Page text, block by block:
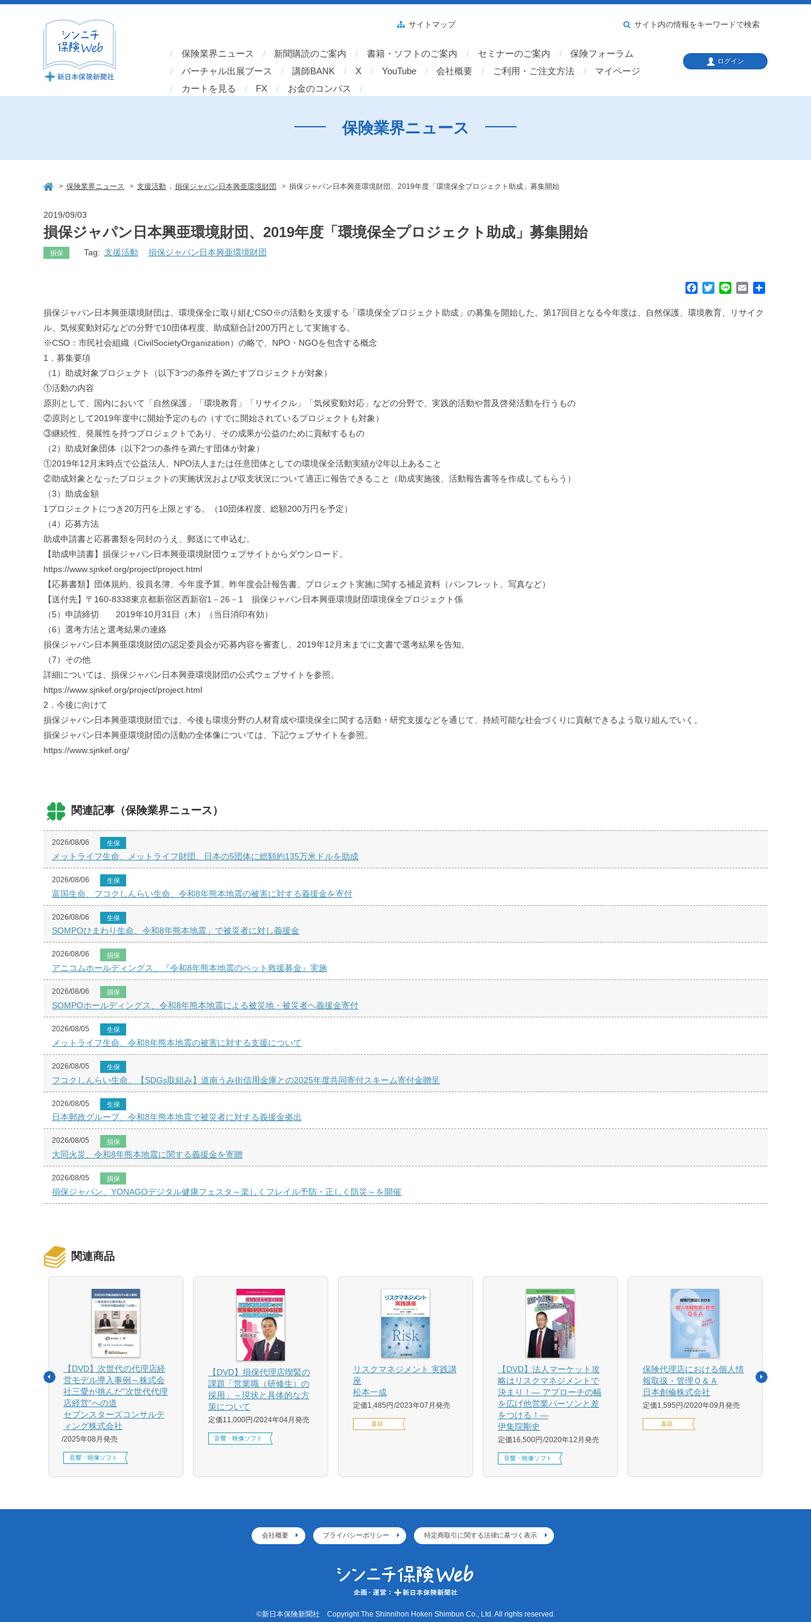
保険業界ニュース 新聞購読のご案内 書籍・ソフトのご案内 セミナーのご案内
保険フォーラム
バーチャル出展ブース
講師BANK X YouTube 会社概要 ご利用・ご注文方法
マイページ
カートを見る
FX お金のコンパス
サイトマップ サイト内の情報をキーワードで検索
ログイン
保険業界ニュース
> 保険業界ニュース > 支援活動 損保ジャパン日本興亜環境財団 > 損保ジャパン日本興亜環境財団、2019年度「環境保全プロジェクト助成」募集開始
2019/09/03
損保ジャパン日本興亜環境財団、2019年度「環境保全プロジェクト助成」募集開始
損保 Tag: 支援活動 損保ジャパン日本興亜環境財団
c
i
n
a
損保ジャパン日本興亜環境財団は、環境保全に取り組むCSO※の活動を支援する「環境保全プロジェクト助成」の募集を開始した。第17回目となる今年度は、自然保護、環境教育、リサイク
ル、気候変動対応などの分野で10団体程度、助成額合計200万円として実施する。
※CSO：市民社会組織（CivilSocietyOrganization）の略で、NPO・NGOを包含する概念
1．募集要項
（1）助成対象プロジェクト（以下3つの条件を満たすプロジェクトが対象）
①活動の内容
原則として、国内において「自然保護」「環境教育」「リサイクル」「気候変動対応」などの分野で、実践的活動や普及啓発活動を行うもの
②原則として2019年度中に開始予定のもの（すでに開始されているプロジェクトも対象）
③継続性、発展性を持つプロジェクトであり、その成果が公益のために貢献するもの
（2）助成対象団体（以下2つの条件を満たす団体が対象）
①2019年12月末時点で公益法人、NPO法人または任意団体としての環境保全活動実績が2年以上あること
②助成対象となったプロジェクトの実施状況および収支状況について適正に報告できること（助成実施後、活動報告書等を作成してもらう）
（3）助成金額
1プロジェクトにつき20万円を上限とする。（10団体程度、総額200万円を予定）
（4）応募方法
助成申請書と応募書類を同封のうえ、郵送にて申込む。
【助成申請書】損保ジャパン日本興亜環境財団ウェブサイトからダウンロード。
https://www.sjnkef.org/project/project.html
【応募書類】団体規約、役員名簿、今年度予算、昨年度会計報告書、プロジェクト実施に関する補足資料（パンフレット、写真など）
【送付先】〒160-8338東京都新宿区西新宿1－26－1 損保ジャパン日本興亜環境財団環境保全プロジェクト係
（5）申請締切 2019年10月31日（木）（当日消印有効）
（6）選考方法と選考結果の連絡
損保ジャパン日本興亜環境財団の認定委員会が応募内容を審査し、2019年12月末までに文書で選考結果を告知。
（7）その他
詳細については、損保ジャパン日本興亜環境財団の公式ウェブサイトを参照。
https://www.sjnkef.org/project/project.html
2．今後に向けて
損保ジャパン日本興亜環境財団では、今後も環境分野の人材育成や環境保全に関する活動・研究支援などを通じて、持続可能な社会づくりに貢献できるよう取り組んでいく。
損保ジャパン日本興亜環境財団の活動の全体像については、下記ウェブサイトを参照。
https://www.sjnkef.org/
関連記事（保険業界ニュース）
2026/08/06 生保
メットライフ生命、メットライフ財団、日本の5団体に総額約135万米ドルを助成
2026/08/06 生保
富国生命、フコクしんらい生命、令和8年熊本地震の被害に対する義援金を寄付
2026/08/06 生保
SOMPOひまわり生命、令和8年熊本地震」で被災者に対し義援金
2026/08/06 損保
アニコムホールディングス、『令和8年熊本地震のペット救援募金』実施
2026/08/06 損保
SOMPOホールディングス、令和8年熊本地震による被災地・被災者へ義援金寄付
2026/08/05 生保
メットライフ生命、令和8年熊本地震の被害に対する支援について
2026/08/05 生保
フコクしんらい生命、【SDGs取組み】道南うみ街信用金庫との2025年度共同寄付スキーム寄付金贈呈
2026/08/05 生保
日本郵政グループ、令和8年熊本地震で被災者に対する義援金拠出
2026/08/05 損保
大同火災、令和8年熊本地震に関する義援金を寄贈
2026/08/05 損保
損保ジャパン、YONAGOデジタル健康フェスタ～楽しくフレイル予防・正しく防災～を開催
関連商品
【DVD】次世代の代理店経
営モデル導入事例～株式会
社三愛が挑んだ”次世代代理
店経営”への道
セブンスターズコンサルテ
ィング株式会社
2025年08月発売
音響・映像ソフト
【DVD】損保代理店喫緊の
課題「営業職（研修生）の
採用」～現状と具体的な方
策について
定価11,000円 2024年04月発売
音響・映像ソフト
リスクマネジメント 実践講
座
松本一成
定価1,485円 2023年07月発売
書籍
【DVD】法人マーケット攻
略はリスクマネジメントで
決まり！― アプローチの幅
を広げ他営業パーソンと差
をつける！―
伊集院剛史
定価16,500円 2020年12月発売
音響・映像ソフト
保険代理店における個人情
報取扱・管理Ｑ＆Ａ
日本創倫株式会社
定価1,595円 2020年09月発売
書籍
会社概要 プライバシーポリシー 特定商取引に関する法律に基づく表示
©新日本保険新聞社 Copyright The Shinnihon Hoken Shimbun Co., Ltd. All rights reserved.